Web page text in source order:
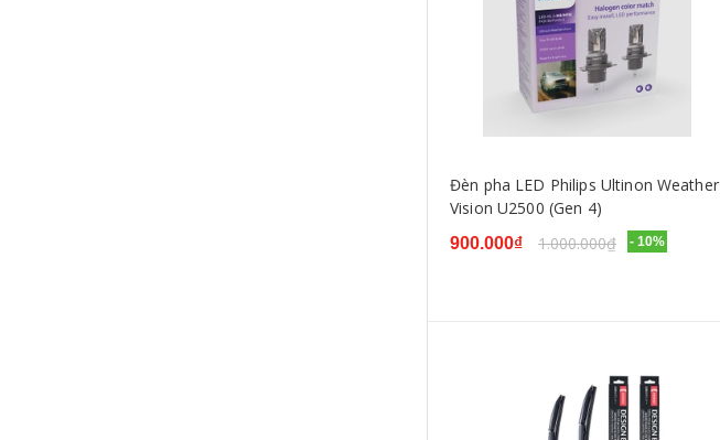
Đèn pha LED Philips Ultinon Weather
Vision U2500 (Gen 4)
900.000₫ 1.000.000₫ - 10%